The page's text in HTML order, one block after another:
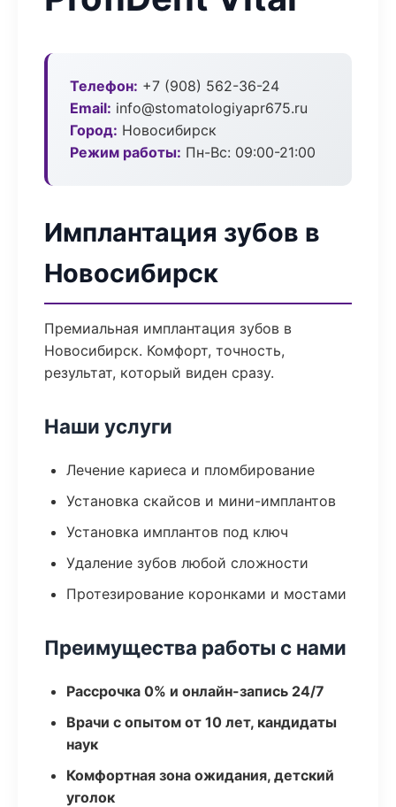
Телефон: +7 (908) 562-36-24
Email: info@stomatologiyapr675.ru
Город: Новосибирск
Режим работы: Пн-Вс: 09:00-21:00
Имплантация зубов в
Новосибирск
Премиальная имплантация зубов в
Новосибирск. Комфорт, точность,
результат, который виден сразу.
Наши услуги
Лечение кариеса и пломбирование
Установка скайсов и мини-имплантов
Установка имплантов под ключ
Удаление зубов любой сложности
Протезирование коронками и мостами
Преимущества работы с нами
Рассрочка 0% и онлайн-запись 24/7
Врачи с опытом от 10 лет, кандидаты
наук
Комфортная зона ожидания, детский
уголок